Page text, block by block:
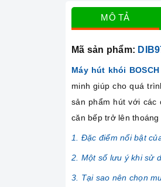
MÔ TẢ
Mã sản phẩm:
Máy hút khói BOSCH
minh giúp cho quá
sản phẩm hút với các
căn bếp trở lên
1. Đặc điểm nổi bật
2. Một số lưu ý khi sử
3. Tại sao nên chọn